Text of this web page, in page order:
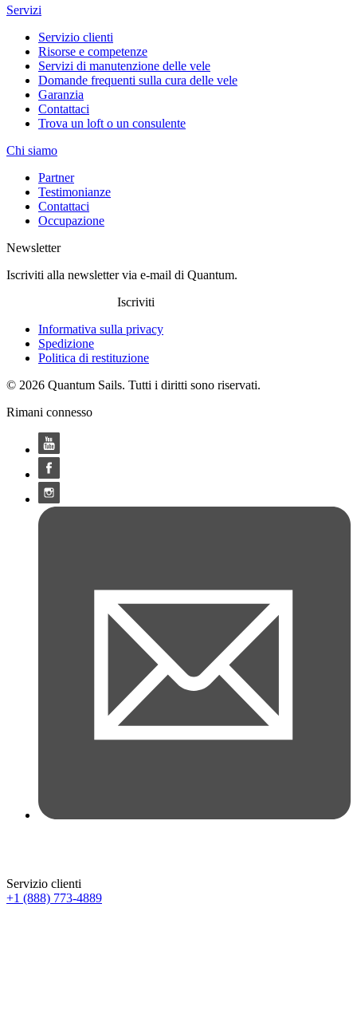
Servizi
Servizio clienti
Risorse e competenze
Servizi di manutenzione delle vele
Domande frequenti sulla cura delle vele
Garanzia
Contattaci
Trova un loft o un consulente
Chi siamo
Partner
Testimonianze
Contattaci
Occupazione
Newsletter
Iscriviti alla newsletter via e-mail di Quantum.
Iscriviti
Informativa sulla privacy
Spedizione
Politica di restituzione
© 2026 Quantum Sails. Tutti i diritti sono riservati.
Rimani connesso
Servizio clienti
+1 (888) 773-4889